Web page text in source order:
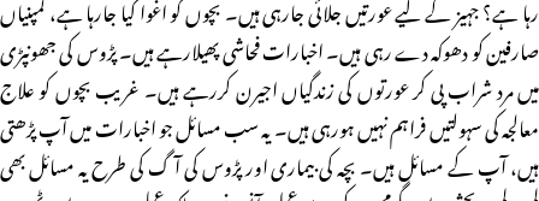
صارفین کو دھوکہ دے رہی ہیں۔ اخبارات فحاشی پھیلارہے ہیں۔ پڑوس کی جھونپڑی
میں مرد شراب پی کر عورتوں کی زندگیاں اجیرن کررہے ہیں۔ غریب بچوں کو علاج
معالجہ کی سہولتیں فراہم نہیں ہورہی ہیں۔ یہ سب مسائل جو اخبارات میں آپ پڑھتی
ہیں، آپ کے مسائل ہیں۔ بچہ کی بیماری اور پڑوس کی آگ کی طرح یہ مسائل بھی